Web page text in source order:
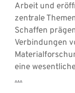
Arbeit und
zentrale
Schaffen
Verbindungen
eine
…